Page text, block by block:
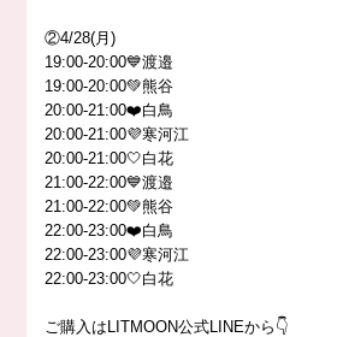
②4/28(月)
19:00-20:00💙渡邉
19:00-20:00💚熊谷
20:00-21:00❤️白鳥
20:00-21:00💜寒河江
20:00-21:00🤍白花
21:00-22:00💙渡邉
21:00-22:00💚熊谷
22:00-23:00❤️白鳥
22:00-23:00💜寒河江
22:00-23:00🤍白花
ご購入はLITMOON公式LINEから👇